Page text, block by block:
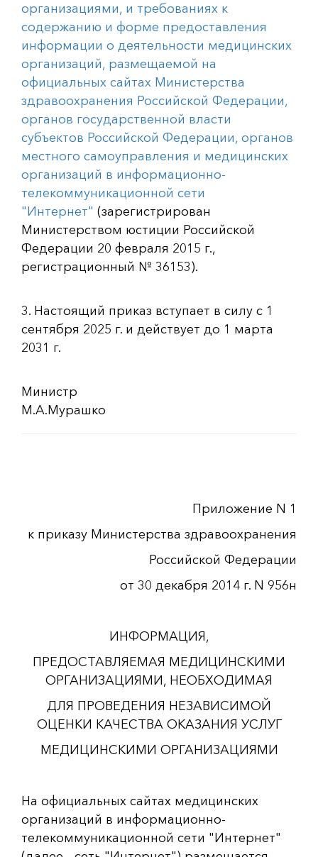
организациями, и требованиях к
содержанию и форме предоставления
информации о деятельности медицинских
организаций, размещаемой на
официальных сайтах Министерства
здравоохранения Российской Федерации,
органов государственной власти
субъектов Российской Федерации, органов
местного самоуправления и медицинских
организаций в информационно-
телекоммуникационной сети
"Интернет" (зарегистрирован
Министерством юстиции Российской
Федерации 20 февраля 2015 г.,
регистрационный № 36153).
3. Настоящий приказ вступает в силу с 1
сентября 2025 г. и действует до 1 марта
2031 г.
Министр
М.А.Мурашко
Приложение N 1
к приказу Министерства здравоохранения
Российской Федерации
от 30 декабря 2014 г. N 956н
ИНФОРМАЦИЯ,
ПРЕДОСТАВЛЯЕМАЯ МЕДИЦИНСКИМИ
ОРГАНИЗАЦИЯМИ, НЕОБХОДИМАЯ
ДЛЯ ПРОВЕДЕНИЯ НЕЗАВИСИМОЙ
ОЦЕНКИ КАЧЕСТВА ОКАЗАНИЯ УСЛУГ
МЕДИЦИНСКИМИ ОРГАНИЗАЦИЯМИ
На официальных сайтах медицинских
организаций в информационно-
телекоммуникационной сети "Интернет"